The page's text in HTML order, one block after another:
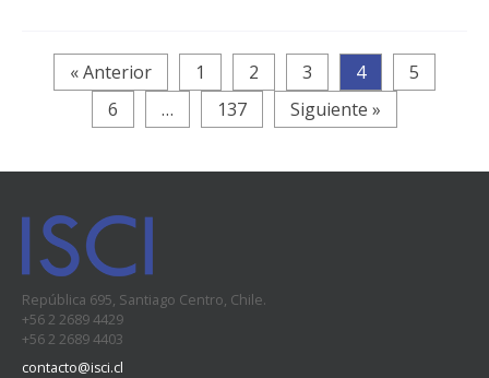
« Anterior 1 2 3 4
5
6
… 137 Siguiente »
República 695, Santiago Centro, Chile.
+56 2 2689 4429
+56 2 2689 4403
contacto@isci.cl